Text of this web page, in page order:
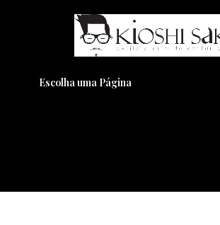
Escolha uma Página
Pensando em
Visual??